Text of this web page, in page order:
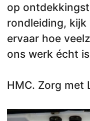
op
rondleiding, kijk
ervaar hoe
ons werk écht
HMC. Zorg met